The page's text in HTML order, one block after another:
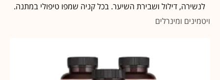
לנשירה, דילול ושבירת השיער. בכל קניה שמפו טיפולי במתנה.
ויטמינים ומינרלים